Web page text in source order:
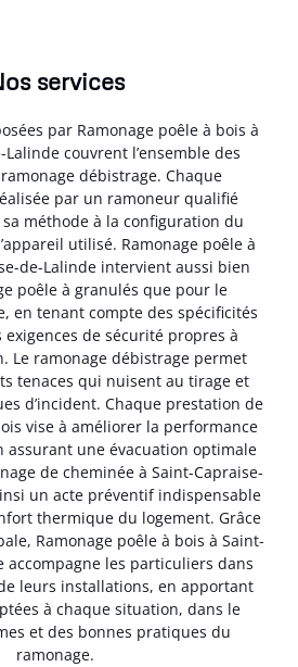
services
par Ramonage poêle à bois à
couvrent l’ensemble des
débistrage. Chaque
par un ramoneur qualifié
sa méthode à la configuration du
utilisé. Ramonage poêle à
de-Lalinde intervient aussi bien
poêle à granulés que pour le
en tenant compte des spécificités
de sécurité propres à
Le ramonage débistrage permet
tenaces qui nuisent au tirage et
d’incident. Chaque prestation de
vise à améliorer la performance
assurant une évacuation optimale
de cheminée à Saint-Capraise-
un acte préventif indispensable
thermique du logement. Grâce
Ramonage poêle à bois à Saint-
accompagne les particuliers dans
leurs installations, en apportant
à chaque situation, dans le
et des bonnes pratiques du
ramonage.